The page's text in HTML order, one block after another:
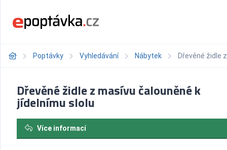
Poptávky Vyhledávání Nábytek Dřevěné židle
Dřevěné židle z masívu čalouněné k
jídelnímu slolu
Více informací